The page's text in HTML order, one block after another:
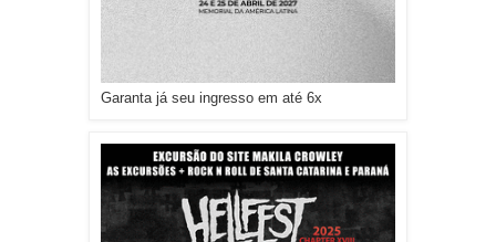
Garanta já seu ingresso em até 6x